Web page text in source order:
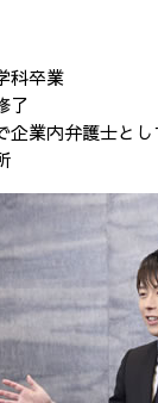
科卒業
了
企業内弁護士と